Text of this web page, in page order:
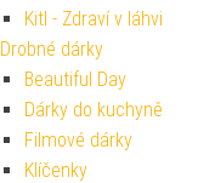
Kitl - Zdraví v láhvi
Drobné dárky
Beautiful Day
Dárky do kuchyně
Filmové dárky
Klíčenky